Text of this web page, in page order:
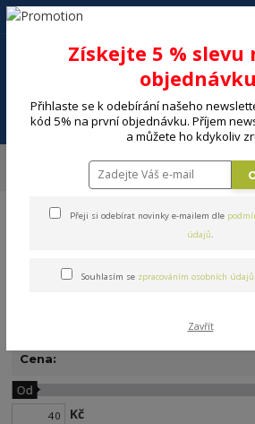
+420 602 494 600
Moka konvice
Cena:
Kč
Od
Získejte 5 % slevu
Přihlaste se k odebírání našeho
kód 5% na první objednávku. Příjem
a můžete ho kdykoliv
Přeji si odebírat novinky e-mailem dle
údajů.
Souhlasím se zpracováním osobních údajů
Zavřít